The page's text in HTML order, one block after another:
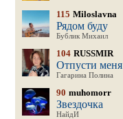
115 Miloslavna
Рядом буду
Бублик Михаил
104 RUSSMIR
Отпусти меня
Гагарина Полина
90 muhomorr
Звездочка
НайдИ